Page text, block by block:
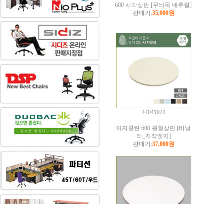
600 사각상판 [무늬목 네추럴]
판매가:35,000원
44041021
이지클린 600 원형상판 [바닐
라_자작엣지]
판매가:37,000원